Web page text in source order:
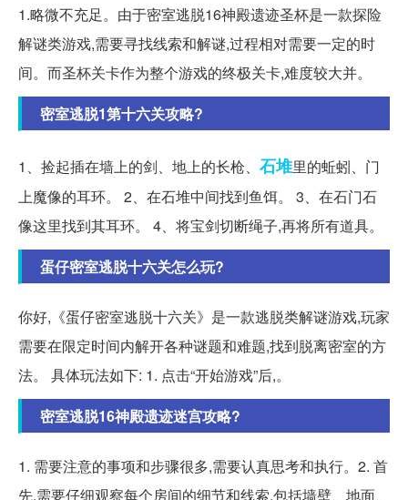
1.略微不充足。由于密室逃脱16神殿遗迹圣杯是一款探险
解谜类游戏,需要寻找线索和解谜,过程相对需要一定的时
间。而圣杯关卡作为整个游戏的终极关卡,难度较大并。
密室逃脱1第十六关攻略?
1、捡起插在墙上的剑、地上的长枪、 石堆里的蚯蚓、门
上魔像的耳环。 2、在石堆中间找到鱼饵。 3、在石门石
像这里找到其耳环。 4、将宝剑切断绳子,再将所有道具。
蛋仔密室逃脱十六关怎么玩?
你好,《蛋仔密室逃脱十六关》是一款逃脱类解谜游戏,玩家
需要在限定时间内解开各种谜题和难题,找到脱离密室的方
法。 具体玩法如下: 1. 点击“开始游戏”后,。
密室逃脱16神殿遗迹迷宫攻略?
1. 需要注意的事项和步骤很多,需要认真思考和执行。2. 首
先,需要仔细观察每个房间的细节和线索,包括墙壁、地面、